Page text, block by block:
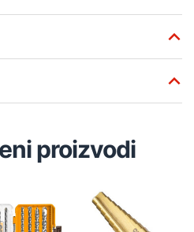
proizvodi